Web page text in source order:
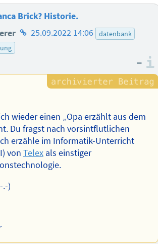
Brick? Historie.
Homepage
25.09.2022 14:06
datenbank
–
wieder einen „Opa erzählt aus dem
Du fragst nach vorsintflutlichen
erzähle im Informatik-Unterricht
von Telexals einstiger
)